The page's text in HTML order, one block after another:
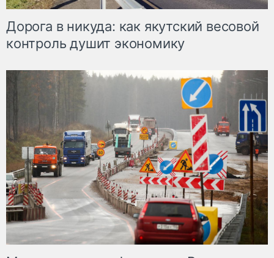
Дорога в никуда: как якутский весовой
контроль душит экономику